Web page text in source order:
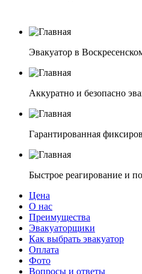
Эвакуатор в
Аккуратно и безопасно
Гарантированная
Быстрое реагирование и
Цена
О нас
Преимущества
Эвакуаторщики
Как выбрать эвакуатор
Оплата
Фото
Вопросы и ответы